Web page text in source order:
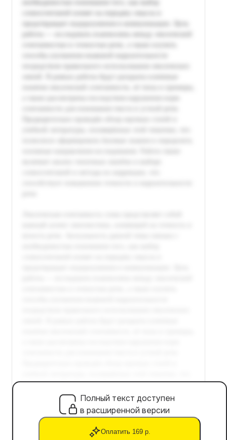
Полный текст доступен
в расширенной версии
Оплатить 169 р.